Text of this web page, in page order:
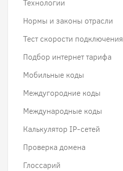
Технологии
Нормы и законы отрасли
Тест скорости подключения
Подбор интернет тарифа
Мобильные коды
Междугородние коды
Международные коды
Калькулятор IP-сетей
Проверка домена
Глоссарий